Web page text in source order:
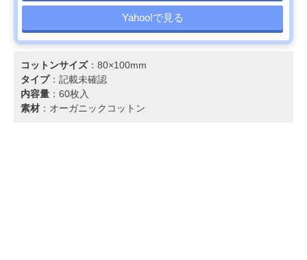
Yahoo!で見る
コットンサイズ：80×100mm
タイプ：記載未確認
内容量 ：60枚入
素材 ：オーガニックコットン